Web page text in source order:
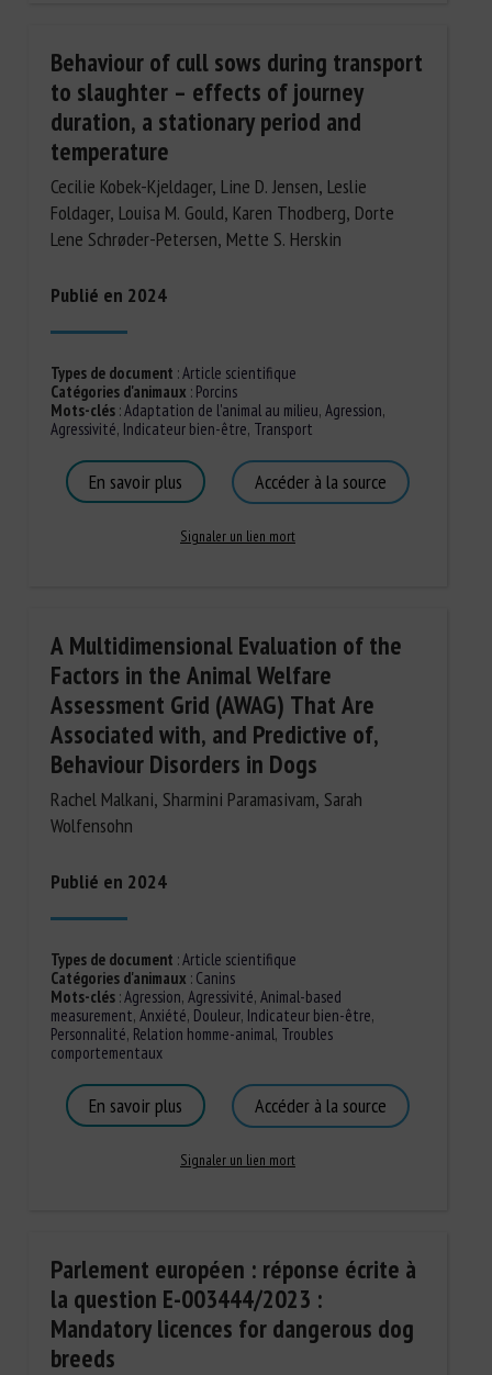
Behaviour of cull sows during transport
to slaughter – effects of journey
duration, a stationary period and
temperature
Cecilie Kobek-Kjeldager, Line D. Jensen, Leslie
Foldager, Louisa M. Gould, Karen Thodberg, Dorte
Lene Schrøder-Petersen, Mette S. Herskin
Publié en 2024
Types de document :Article scientifique
Catégories d'animaux : Porcins
Mots-clés:Adaptation de l'animal au milieu, Agression,
Agressivité, Indicateur bien-être, Transport
En savoir plus Accéder à la source
Signaler un lien mort
A Multidimensional Evaluation of the
Factors in the Animal Welfare
Assessment Grid (AWAG) That Are
Associated with, and Predictive of,
Behaviour Disorders in Dogs
Rachel Malkani, Sharmini Paramasivam, Sarah
Wolfensohn
Publié en 2024
Types de document :Article scientifique
Catégories d'animaux : Canins
Mots-clés:Agression, Agressivité, Animal-based
measurement, Anxiété, Douleur, Indicateur bien-être,
Personnalité, Relation homme-animal, Troubles
comportementaux
En savoir plus Accéder à la source
Signaler un lien mort
Parlement européen : réponse écrite à
la question E-003444/2023 :
Mandatory licences for dangerous dog
breeds